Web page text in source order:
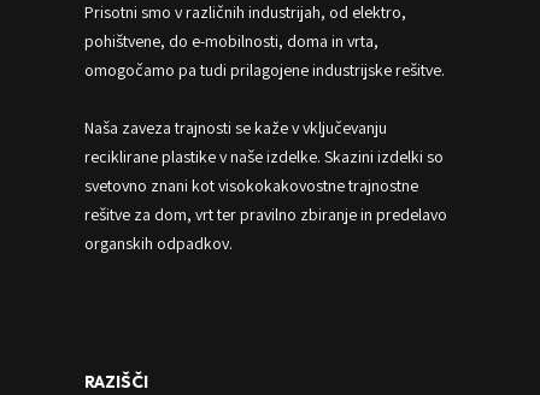
Prisotni smo v različnih industrijah, od elektro,
pohištvene, do e-mobilnosti, doma in vrta,
omogočamo pa tudi prilagojene industrijske rešitve.
Naša zaveza trajnosti se kaže v vključevanju
reciklirane plastike v naše izdelke. Skazini izdelki so
svetovno znani kot visokokakovostne trajnostne
rešitve za dom, vrt ter pravilno zbiranje in predelavo
organskih odpadkov.
RAZIŠČI